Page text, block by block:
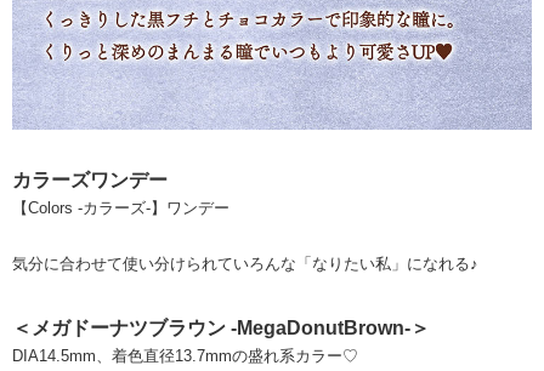
カラーズワンデー
【Colors -カラーズ-】ワンデー
気分に合わせて使い分けられていろんな「なりたい私」になれる♪
＜メガドーナツブラウン -MegaDonutBrown-＞
DIA14.5mm、着色直径13.7mmの盛れ系カラー♡